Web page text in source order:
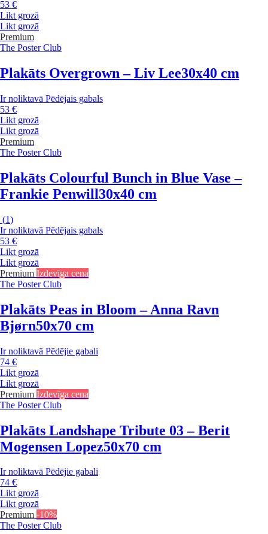
53 €
Likt grozā
Likt grozā
Premium
The Poster Club
Plakāts Overgrown – Liv Lee30x40 cm
Ir noliktavā Pēdējais gabals
53 €
Likt grozā
Likt grozā
Premium
The Poster Club
Plakāts Colourful Bunch in Blue Vase –
Frankie Penwill30x40 cm
(1)
Ir noliktavā Pēdējais gabals
53 €
Likt grozā
Likt grozā
Premium Izdevīga cena
The Poster Club
Plakāts Peas in Bloom – Anna Ravn
Bjørn50x70 cm
Ir noliktavā Pēdējie gabali
74 €
Likt grozā
Likt grozā
Premium Izdevīga cena
The Poster Club
Plakāts Landshape Tribute 03 – Berit
Mogensen Lopez50x70 cm
Ir noliktavā Pēdējie gabali
74 €
Likt grozā
Likt grozā
Premium -10%
The Poster Club